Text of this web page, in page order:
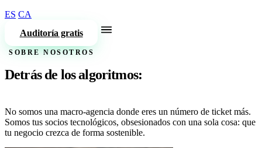
ES CA
Auditoría gratis
SOBRE NOSOTROS
Detrás de los algoritmos:
No somos una macro-agencia donde eres un número de ticket más.
Somos tus socios tecnológicos, obsesionados con una sola cosa: que
tu negocio crezca de forma sostenible.